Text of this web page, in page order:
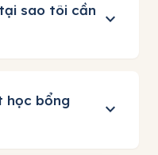
sao tôi cần
expand_more
học bổng
expand_more